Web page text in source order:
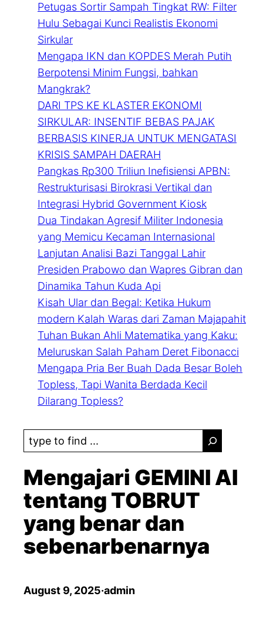
Petugas Sortir Sampah Tingkat RW: Filter
Hulu Sebagai Kunci Realistis Ekonomi
Sirkular
Mengapa IKN dan KOPDES Merah Putih
Berpotensi Minim Fungsi, bahkan
Mangkrak?
DARI TPS KE KLASTER EKONOMI
SIRKULAR: INSENTIF BEBAS PAJAK
BERBASIS KINERJA UNTUK MENGATASI
KRISIS SAMPAH DAERAH
Pangkas Rp300 Triliun Inefisiensi APBN:
Restrukturisasi Birokrasi Vertikal dan
Integrasi Hybrid Government Kiosk
Dua Tindakan Agresif Militer Indonesia
yang Memicu Kecaman Internasional
Lanjutan Analisi Bazi Tanggal Lahir
Presiden Prabowo dan Wapres Gibran dan
Dinamika Tahun Kuda Api
Kisah Ular dan Begal: Ketika Hukum
modern Kalah Waras dari Zaman Majapahit
Tuhan Bukan Ahli Matematika yang Kaku:
Meluruskan Salah Paham Deret Fibonacci
Mengapa Pria Ber Buah Dada Besar Boleh
Topless, Tapi Wanita Berdada Kecil
Dilarang Topless?
S
e
a
r
c
h
Mengajari GEMINI AI
tentang TOBRUT
yang benar dan
sebenarbenarnya
August 9, 2025·admin